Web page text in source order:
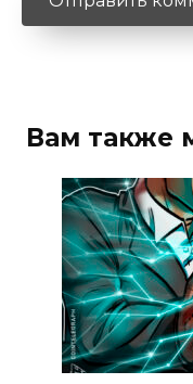
Вам также